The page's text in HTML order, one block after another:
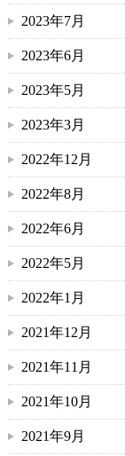
2023年7月
2023年6月
2023年5月
2023年3月
2022年12月
2022年8月
2022年6月
2022年5月
2022年1月
2021年12月
2021年11月
2021年10月
2021年9月